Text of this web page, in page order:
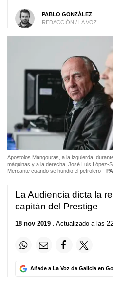
PABLO GONZÁLEZ
REDACCIÓN / LA VOZ
Apostolos Mangouras, a la izquierda,
máquinas y a la derecha, José Luis López-
Mercante cuando se hundió el petrolero
La Audiencia dicta la
capitán del Prestige
18 nov 2019 . Actualizado a las
Añade a La Voz de Galicia en